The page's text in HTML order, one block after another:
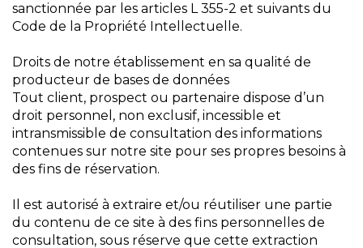
sanctionnée par les articles L 355-2 et suivants du
Code de la Propriété Intellectuelle.
Droits de notre établissement en sa qualité de
producteur de bases de données
Tout client, prospect ou partenaire dispose d’un
droit personnel, non exclusif, incessible et
intransmissible de consultation des informations
contenues sur notre site pour ses propres besoins à
des fins de réservation.
Il est autorisé à extraire et/ou réutiliser une partie
du contenu de ce site à des fins personnelles de
consultation, sous réserve que cette extraction